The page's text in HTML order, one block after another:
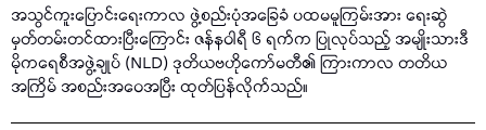
အသွင်ကူးပြောင်းရေးကာလ ဖွဲ့စည်းပုံအခြေခံ ပထမမူကြမ်းအား ရေးဆွဲ
မှတ်တမ်းတင်ထားပြီးကြောင်း ဇန်နဝါရီ ၆ ရက်က ပြုလုပ်သည့် အမျိုးသားဒီ
မိုကရေစီအဖွဲ့ချုပ် (NLD) ဒုတိယဗဟိုကော်မတီ၏ ကြားကာလ တတိယ
အကြိမ် အစည်းအဝေအပြီး ထုတ်ပြန်လိုက်သည်။